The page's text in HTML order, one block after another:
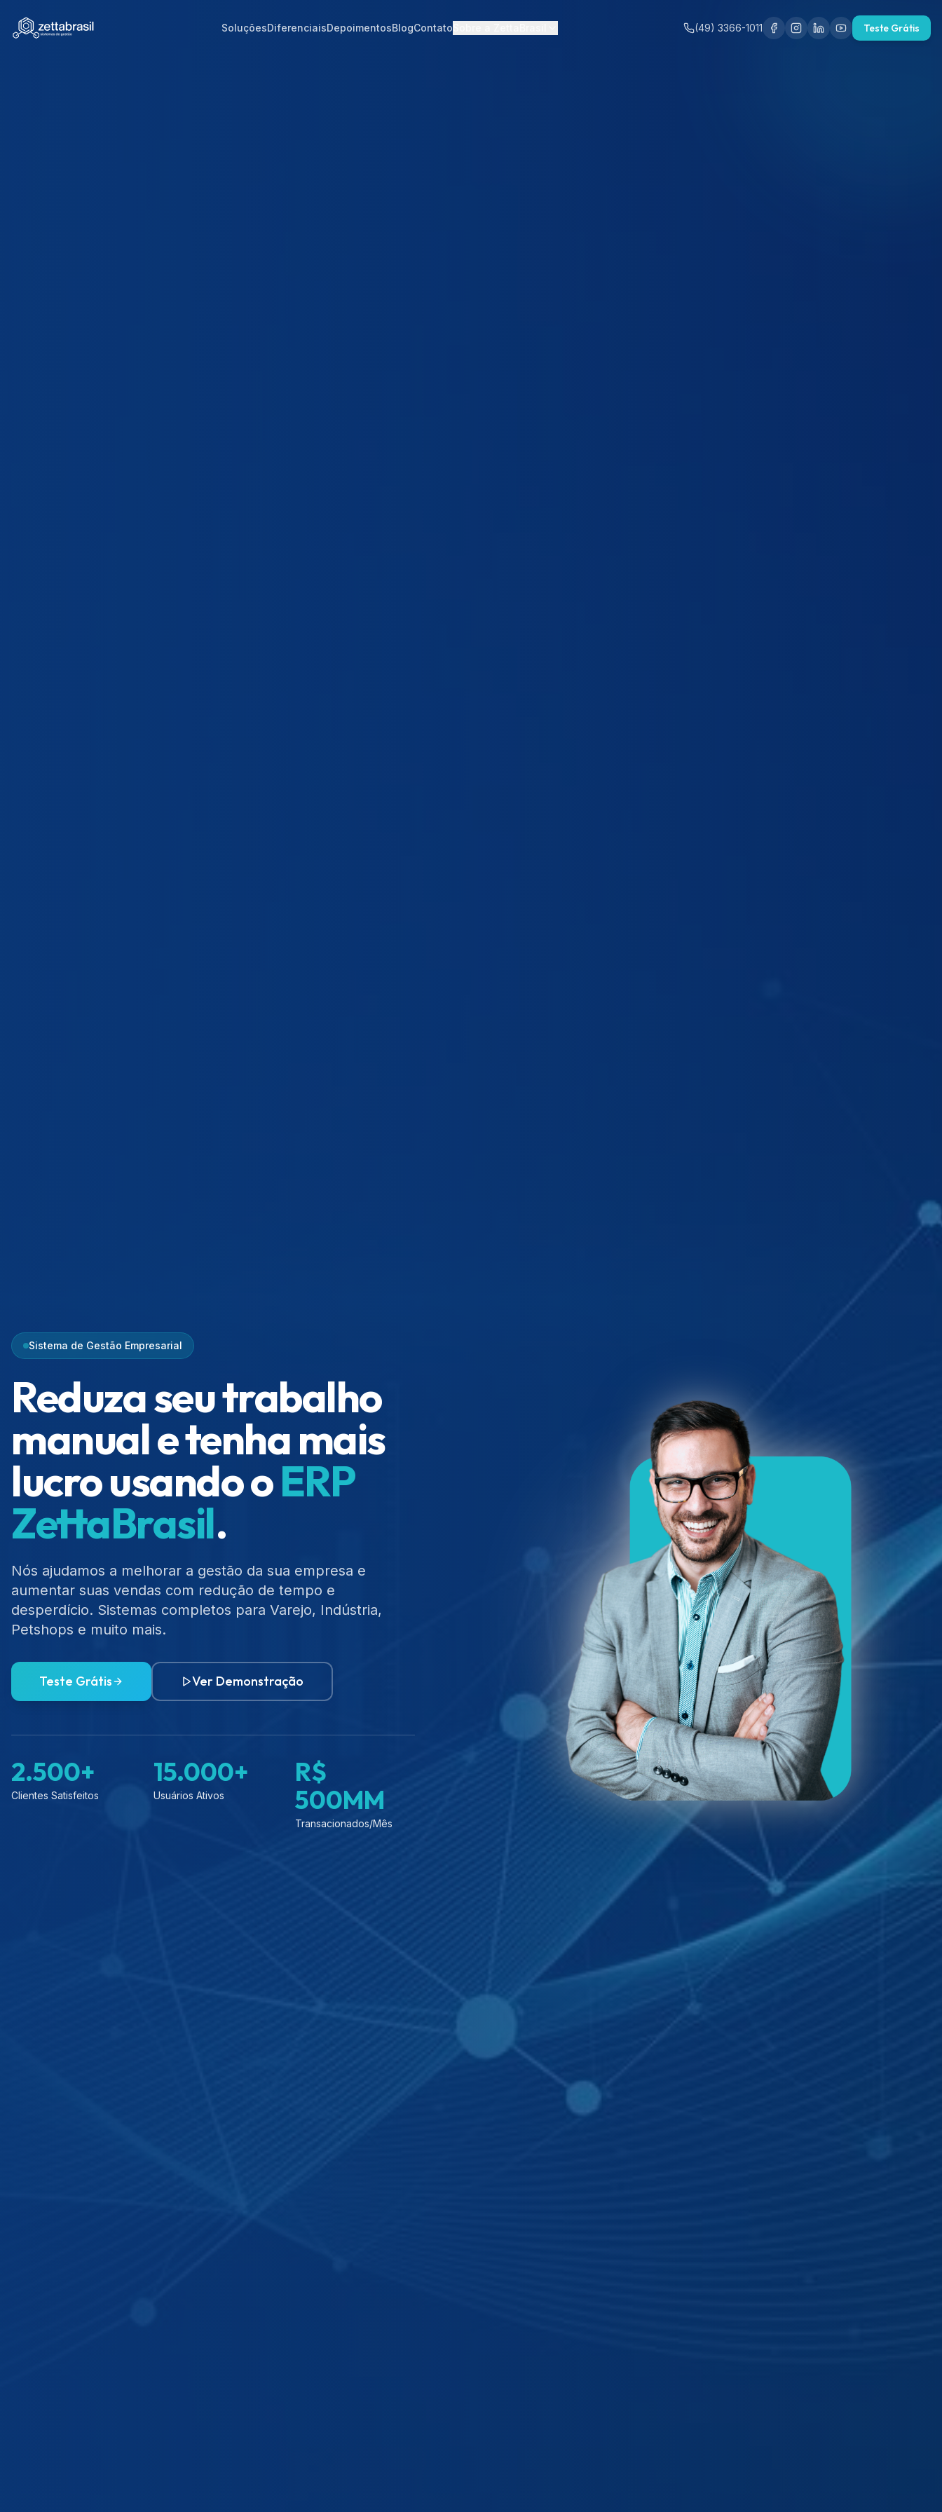
SoluçõesDiferenciaisDepoimentosBlogContato (49) 3366-1011 Teste Grátis
Sistema de Gestão Empresarial
Reduza seu trabalho
manual e tenha mais
lucro usando oERP
ZettaBrasil.
Nós ajudamos a melhorar a gestão da sua empresa e
aumentar suas vendas com redução de tempo e
desperdício. Sistemas completos para Varejo, Indústria,
Petshops e muito mais.
Teste Grátis Ver Demonstração
2.500+
Clientes Satisfeitos
15.000+
Usuários Ativos
R$
500MM
Transacionados/Mês